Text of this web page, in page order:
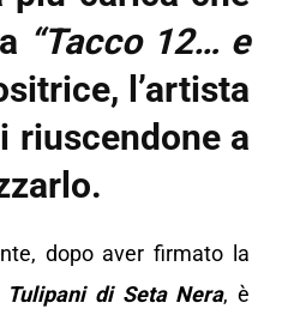
“Tacco 12… e
l’artista
riuscendone a
dopo aver firmato la
Tulipani di Seta Nera, è